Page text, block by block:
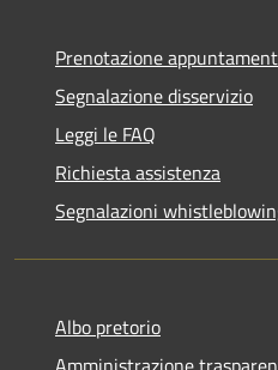
Prenotazione
Segnalazione disservizio
Leggi le FAQ
Richiesta assistenza
Segnalazioni
Albo pretorio